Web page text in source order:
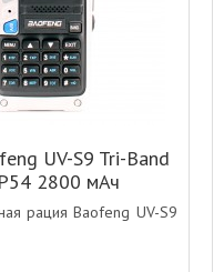
UV-S9 Tri-Band
2800 мАч
рация Baofeng UV-S9